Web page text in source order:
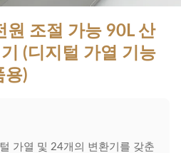
조절 가능 90L 산
(디지털 가열 기능
용)
가열 및 24개의 변환기를 갖춘